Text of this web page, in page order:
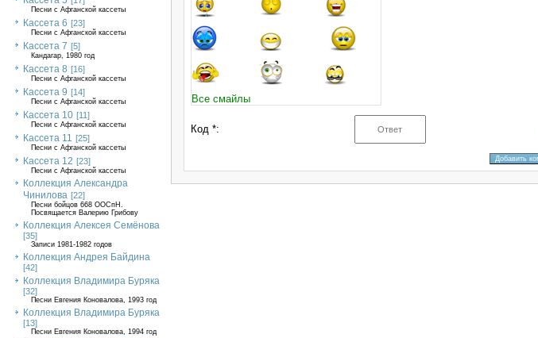
Песни с Афганской кассеты
Кассета 6 [23]
Песни с Афганской кассеты
Кассета 7 [5]
Кандагар, 1980 год
Кассета 8 [16]
Песни с Афганской кассеты
Кассета 9 [14]
Песни с Афганской кассеты
Кассета 10 [11]
Песни с Афганской кассеты
Кассета 11 [25]
Песни с Афганской кассеты
Кассета 12 [23]
Песни с Афганской кассеты
Коллекция Александра
Чинилова [22]
Песни бойцов 668 ООСпН.
Посвящается Валерию Грибову
Коллекция Алексея Семёнова
[35]
Записи 1981-1982 годов
Коллекция Андрея Байдина
[42]
Коллекция Владимира Буряка
[32]
Песни Евгения Коновалова, 1993 год
Коллекция Владимира Буряка
[13]
Песни Евгения Коновалова, 1994 год
Все смайлы
Код *: